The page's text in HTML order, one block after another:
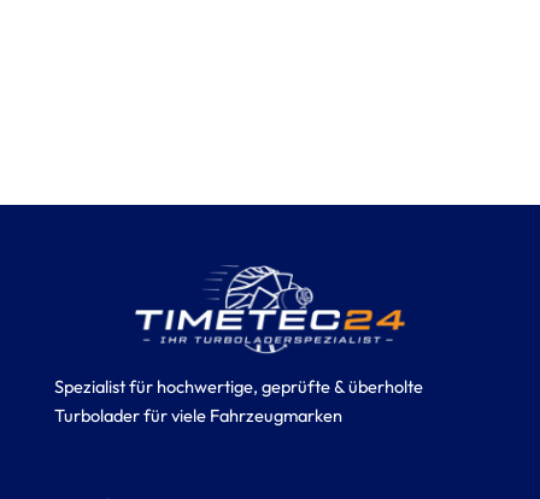
Spezialist für hochwertige, geprüfte & überholte
Turbolader für viele Fahrzeugmarken